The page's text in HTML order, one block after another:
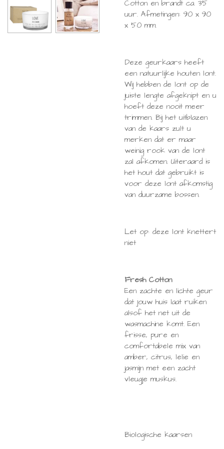
Cotton en brandt ca. 35
uur. Afmetingen: 90 x 90
x 50 mm.
Deze geurkaars heeft
een natuurlijke houten lont.
Wij hebben de lont op de
juiste lengte afgeknipt en u
hoeft deze nooit meer
trimmen. Bij het uitblazen
van de kaars zult u
merken dat er maar
weinig rook van de lont
zal afkomen. Uiteraard is
het hout dat gebruikt is
voor deze lont afkomstig
van duurzame bossen.
Let op: deze lont knettert
niet
Fresh Cotton
Een zachte en lichte geur
dat jouw huis laat ruiken
alsof het net uit de
wasmachine komt. Een
frisse, pure en
comfortabele mix van
amber, citrus, lelie en
jasmijn met een zacht
vleugje muskus.
Biologische kaarsen